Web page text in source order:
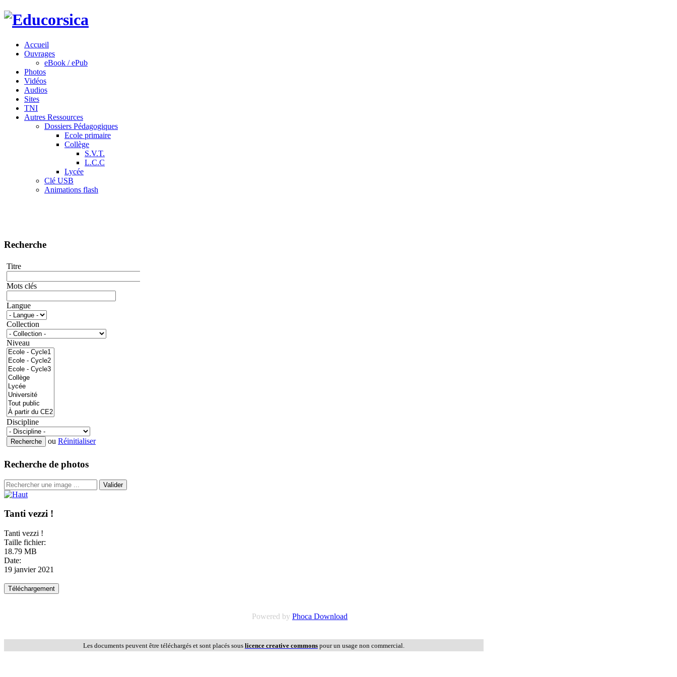
Accueil
Ouvrages
eBook / ePub
Photos
Vidéos
Audios
Sites
TNI
Autres Ressources
Dossiers Pédagogiques
Ecole primaire
Collège
S.V.T.
L.C.C
Lycée
Clé USB
Animations flash
Recherche
Titre
Mots clés
Langue
Collection
Niveau
Discipline
ou Réinitialiser
Recherche de photos
Valider
Tanti vezzi !
Tanti vezzi !
Taille fichier:
18.79 MB
Date:
19 janvier 2021
Powered by Phoca Download
Les documents peuvent être téléchargés et sont placés sous licence creative commons pour un usage non commercial.